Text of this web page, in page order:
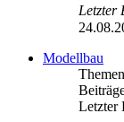
Letzter
Modellbau
Themen
Letzter